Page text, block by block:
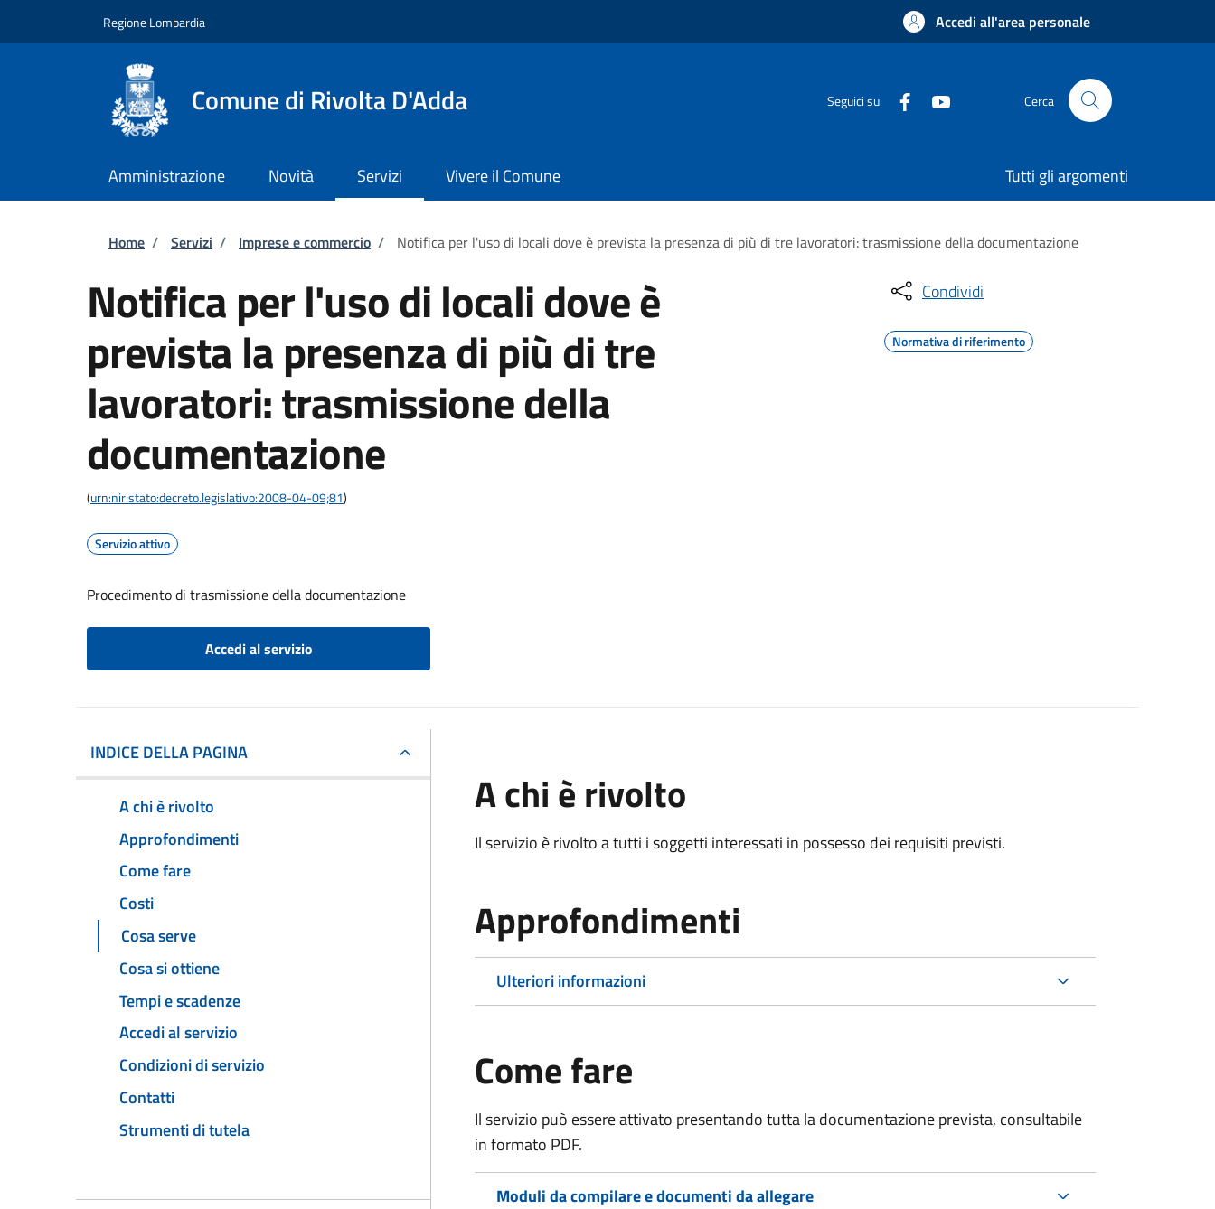
Regione Lombardia Accedi all'area personale
Comune di Rivolta D'Adda Seguici su Cerca
Amministrazione Novità Servizi Vivere il Comune Tutti gli argomenti
Briciole di pane
Home / Servizi / Imprese e commercio / Notifica per l'uso di locali dove è prevista la presenza di più di tre lavoratori: trasmissione della documentazione
Notifica per l'uso di locali dove è
prevista la presenza di più di tre
lavoratori: trasmissione della
documentazione
(urn:nir:stato:decreto.legislativo:2008-04-09;81)
Servizio attivo
Procedimento di trasmissione della documentazione
Accedi al servizio
Condividi
Normativa di riferimento
INDICE DELLA PAGINA
A chi è rivolto
Approfondimenti
Come fare
Costi
Cosa serve
Cosa si ottiene
Tempi e scadenze
Accedi al servizio
Condizioni di servizio
Contatti
Strumenti di tutela
A chi è rivolto
Il servizio è rivolto a tutti i soggetti interessati in possesso dei requisiti previsti.
Approfondimenti
Ulteriori informazioni
Come fare
Il servizio può essere attivato presentando tutta la documentazione prevista, consultabile
in formato PDF.
Moduli da compilare e documenti da allegare